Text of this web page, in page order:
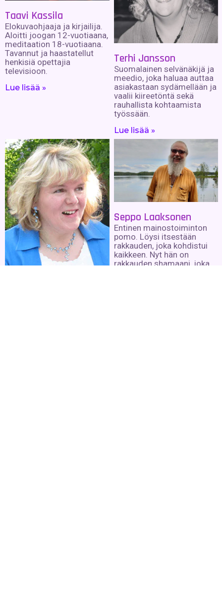
Taavi Kassila
Elokuvaohjaaja ja kirjailija.
Aloitti joogan 12-vuotiaana,
meditaation 18-vuotiaana.
Tavannut ja haastatellut
henkisiä opettajia
televisioon.
Lue lisää »
Terhi Jansson
Suomalainen selvänäkijä ja
meedio, joka haluaa auttaa
asiakastaan sydämellään ja
vaalii kiireetöntä sekä
rauhallista kohtaamista
työssään.
Lue lisää »
Seppo Laaksonen
Entinen mainostoiminton
pomo. Löysi itsestään
rakkauden, joka kohdistui
kaikkeen. Nyt hän on
rakkauden shamaani, joka